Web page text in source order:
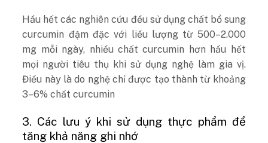
Hầu hết các nghiên cứu đều sử dụng chất bổ sung
curcumin đậm đặc với liều lượng từ 500–2.000
mg mỗi ngày, nhiều chất curcumin hơn hầu hết
mọi người tiêu thụ khi sử dụng nghệ làm gia vị.
Điều này là do nghệ chỉ được tạo thành từ khoảng
3–6% chất curcumin
3. Các lưu ý khi sử dụng thực phẩm để
tăng khả năng ghi nhớ